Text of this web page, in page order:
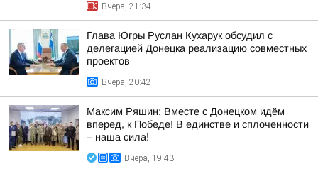
Вчера, 21:34
Глава Югры Руслан Кухарук обсудил с
делегацией Донецка реализацию совместных
проектов
Вчера, 20:42
Максим Ряшин: Вместе с Донецком идём
вперед, к Победе! В единстве и сплоченности
– наша сила!
Вчера, 19:43